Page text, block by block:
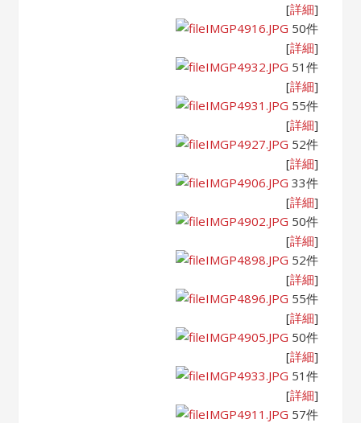
[詳細]
IMGP4916.JPG 50件
[詳細]
IMGP4932.JPG 51件
[詳細]
IMGP4931.JPG 55件
[詳細]
IMGP4927.JPG 52件
[詳細]
IMGP4906.JPG 33件
[詳細]
IMGP4902.JPG 50件
[詳細]
IMGP4898.JPG 52件
[詳細]
IMGP4896.JPG 55件
[詳細]
IMGP4905.JPG 50件
[詳細]
IMGP4933.JPG 51件
[詳細]
IMGP4911.JPG 57件